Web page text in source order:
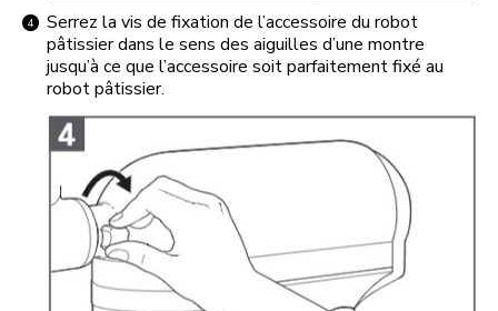
Serrez la vis de fixation de l’accessoire du robot
pâtissier dans le sens des aiguilles d’une montre
jusqu’à ce que l’accessoire soit parfaitement fixé au
robot pâtissier.